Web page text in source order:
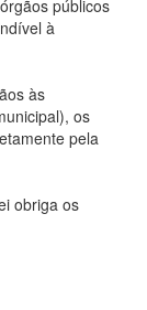
públicos
à
às
os
pela
obriga os